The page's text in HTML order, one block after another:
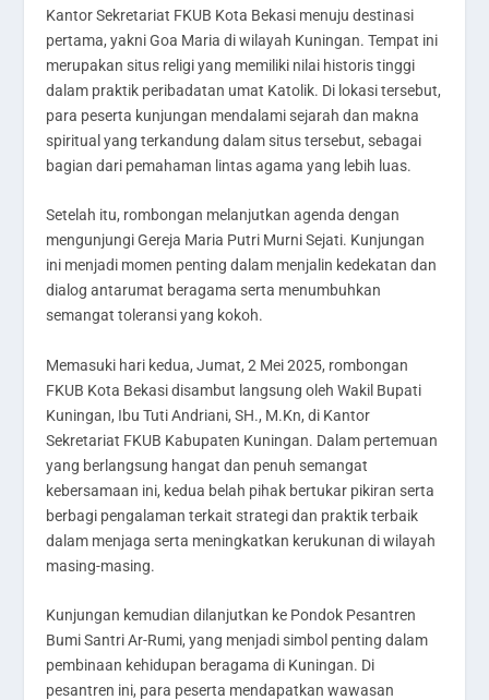
Kantor Sekretariat FKUB Kota Bekasi menuju destinasi
pertama, yakni Goa Maria di wilayah Kuningan. Tempat ini
merupakan situs religi yang memiliki nilai historis tinggi
dalam praktik peribadatan umat Katolik. Di lokasi tersebut,
para peserta kunjungan mendalami sejarah dan makna
spiritual yang terkandung dalam situs tersebut, sebagai
bagian dari pemahaman lintas agama yang lebih luas.
Setelah itu, rombongan melanjutkan agenda dengan
mengunjungi Gereja Maria Putri Murni Sejati. Kunjungan
ini menjadi momen penting dalam menjalin kedekatan dan
dialog antarumat beragama serta menumbuhkan
semangat toleransi yang kokoh.
Memasuki hari kedua, Jumat, 2 Mei 2025, rombongan
FKUB Kota Bekasi disambut langsung oleh Wakil Bupati
Kuningan, Ibu Tuti Andriani, SH., M.Kn, di Kantor
Sekretariat FKUB Kabupaten Kuningan. Dalam pertemuan
yang berlangsung hangat dan penuh semangat
kebersamaan ini, kedua belah pihak bertukar pikiran serta
berbagi pengalaman terkait strategi dan praktik terbaik
dalam menjaga serta meningkatkan kerukunan di wilayah
masing-masing.
Kunjungan kemudian dilanjutkan ke Pondok Pesantren
Bumi Santri Ar-Rumi, yang menjadi simbol penting dalam
pembinaan kehidupan beragama di Kuningan. Di
pesantren ini, para peserta mendapatkan wawasan